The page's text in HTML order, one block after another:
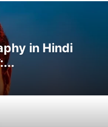
in Hindi